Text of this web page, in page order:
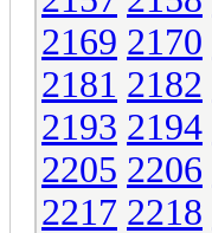
2169 2170
2181 2182
2193 2194
2205 2206
2217 2218